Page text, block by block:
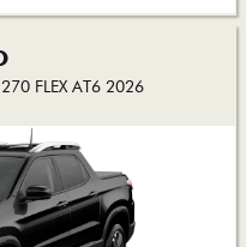
FLEX AT6 2026